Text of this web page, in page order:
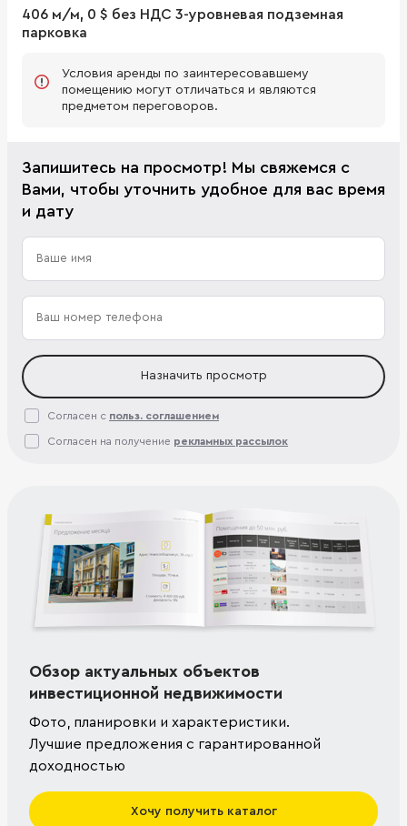
406 м/м, 0 $ без НДС 3-уровневая подземная
парковка
Условия аренды по заинтересовавшему
помещению могут отличаться и являются
предметом переговоров.
Запишитесь на просмотр! Мы свяжемся с
Вами, чтобы уточнить удобное для вас время
и дату
Назначить просмотр
Согласен с польз. соглашением
Согласен на получение рекламных рассылок
Обзор актуальных объектов
инвестиционной недвижимости
Фото, планировки и характеристики.
Лучшие предложения с гарантированной
доходностью
Хочу получить каталог